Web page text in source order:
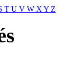
T U V W X Y Z